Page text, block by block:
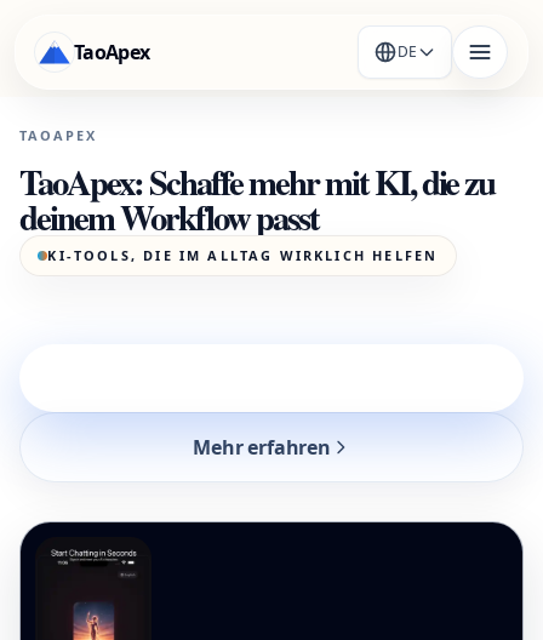
TaoApex DE
TaoApex: Schaffe mehr mit KI, die zu
deinem Workflow passt
TAOAPEX
KI-TOOLS, DIE IM ALLTAG WIRKLICH HELFEN
Mehr erfahren